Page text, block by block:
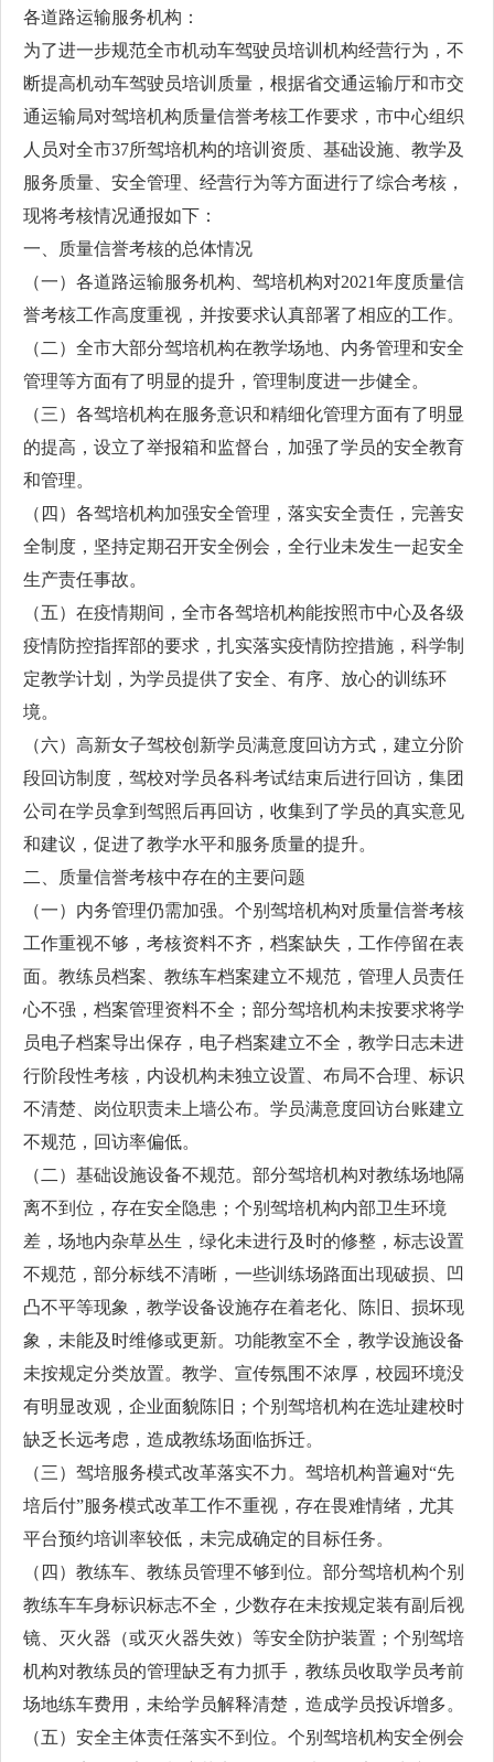
各道路运输服务机构：
为了进一步规范全市机动车驾驶员培训机构经营行为，不
断提高机动车驾驶员培训质量，根据省交通运输厅和市交
通运输局对驾培机构质量信誉考核工作要求，市中心组织
人员对全市37所驾培机构的培训资质、基础设施、教学及
服务质量、安全管理、经营行为等方面进行了综合考核，
现将考核情况通报如下：
一、质量信誉考核的总体情况
（一）各道路运输服务机构、驾培机构对2021年度质量信
誉考核工作高度重视，并按要求认真部署了相应的工作。
（二）全市大部分驾培机构在教学场地、内务管理和安全
管理等方面有了明显的提升，管理制度进一步健全。
（三）各驾培机构在服务意识和精细化管理方面有了明显
的提高，设立了举报箱和监督台，加强了学员的安全教育
和管理。
（四）各驾培机构加强安全管理，落实安全责任，完善安
全制度，坚持定期召开安全例会，全行业未发生一起安全
生产责任事故。
（五）在疫情期间，全市各驾培机构能按照市中心及各级
疫情防控指挥部的要求，扎实落实疫情防控措施，科学制
定教学计划，为学员提供了安全、有序、放心的训练环
境。
（六）高新女子驾校创新学员满意度回访方式，建立分阶
段回访制度，驾校对学员各科考试结束后进行回访，集团
公司在学员拿到驾照后再回访，收集到了学员的真实意见
和建议，促进了教学水平和服务质量的提升。
二、质量信誉考核中存在的主要问题
（一）内务管理仍需加强。个别驾培机构对质量信誉考核
工作重视不够，考核资料不齐，档案缺失，工作停留在表
面。教练员档案、教练车档案建立不规范，管理人员责任
心不强，档案管理资料不全；部分驾培机构未按要求将学
员电子档案导出保存，电子档案建立不全，教学日志未进
行阶段性考核，内设机构未独立设置、布局不合理、标识
不清楚、岗位职责未上墙公布。学员满意度回访台账建立
不规范，回访率偏低。
（二）基础设施设备不规范。部分驾培机构对教练场地隔
离不到位，存在安全隐患；个别驾培机构内部卫生环境
差，场地内杂草丛生，绿化未进行及时的修整，标志设置
不规范，部分标线不清晰，一些训练场路面出现破损、凹
凸不平等现象，教学设备设施存在着老化、陈旧、损坏现
象，未能及时维修或更新。功能教室不全，教学设施设备
未按规定分类放置。教学、宣传氛围不浓厚，校园环境没
有明显改观，企业面貌陈旧；个别驾培机构在选址建校时
缺乏长远考虑，造成教练场面临拆迁。
（三）驾培服务模式改革落实不力。驾培机构普遍对“先
培后付”服务模式改革工作不重视，存在畏难情绪，尤其
平台预约培训率较低，未完成确定的目标任务。
（四）教练车、教练员管理不够到位。部分驾培机构个别
教练车车身标识标志不全，少数存在未按规定装有副后视
镜、灭火器（或灭火器失效）等安全防护装置；个别驾培
机构对教练员的管理缺乏有力抓手，教练员收取学员考前
场地练车费用，未给学员解释清楚，造成学员投诉增多。
（五）安全主体责任落实不到位。个别驾培机构安全例会